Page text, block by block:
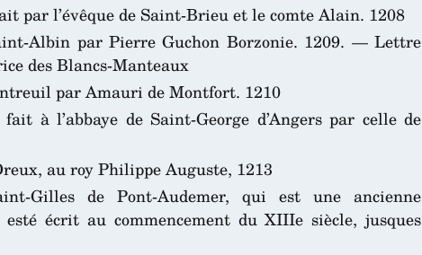
par l’évêque de Saint-Brieu et le comte Alain. 1208
Albin par Pierre Guchon Borzonie. 1209. — Lettre
des Blancs-Manteaux
par Amauri de Montfort. 1210
à l’abbaye de Saint-George d’Angers par celle de
au roy Philippe Auguste, 1213
Gilles de Pont-Audemer, qui est une ancienne
écrit au commencement du XIIIe siècle, jusques